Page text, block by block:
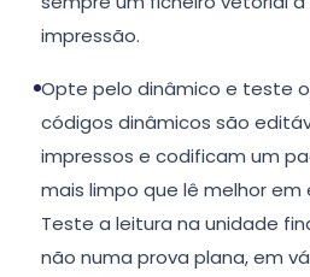
impressão.
Opte pelo dinâmico e teste
códigos dinâmicos são
impressos e codificam um
mais limpo que lê melhor
Teste a leitura na unidade
não numa prova plana, em